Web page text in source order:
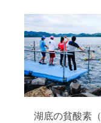
湖底の貧酸素